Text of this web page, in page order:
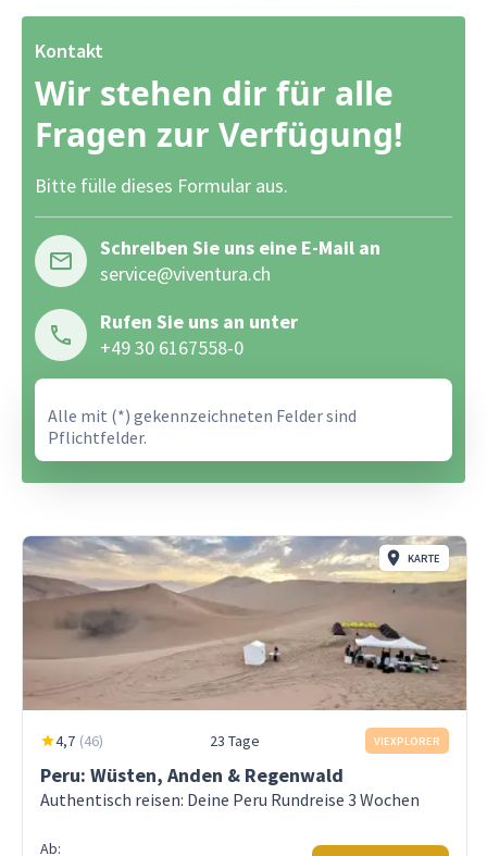
Kontakt
Wir stehen dir für alle
Fragen zur Verfügung!
Bitte fülle dieses Formular aus.
Schreiben Sie uns eine E-Mail an
service@viventura.ch
Rufen Sie uns an unter
+49 30 6167558-0
Alle mit (*) gekennzeichneten Felder sind
Pflichtfelder.
KARTE
4,7 (46) 23 Tage VIEXPLORER
Peru: Wüsten, Anden & Regenwald
Authentisch reisen: Deine Peru Rundreise 3 Wochen
Ab: